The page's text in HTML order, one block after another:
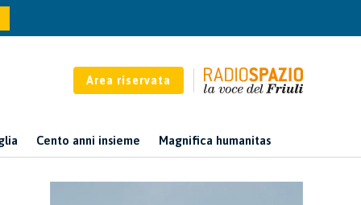
Area riservata
Cento anni insieme Magnifica humanitas